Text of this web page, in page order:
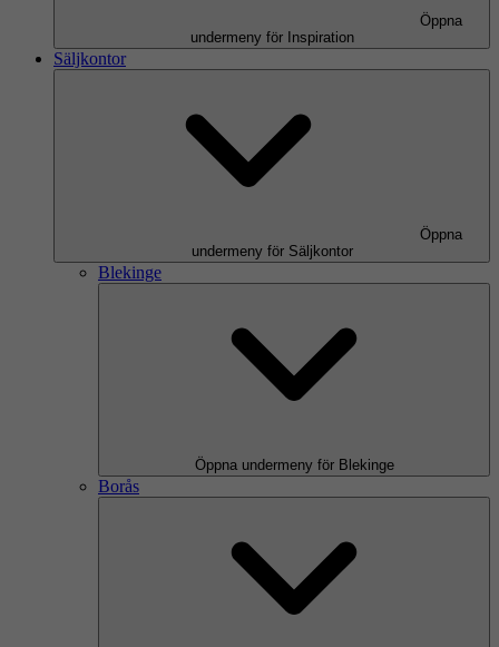
Öppna
undermeny för Inspiration
Säljkontor
Öppna
undermeny för Säljkontor
Blekinge
Öppna undermeny för Blekinge
Borås